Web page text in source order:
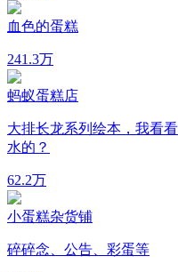
血色的蛋糕
241.3万
蚂蚁蛋糕店
大排长龙系列绘本，我看
水的？
62.2万
小蛋糕杂货铺
碎碎念、公告、彩蛋等